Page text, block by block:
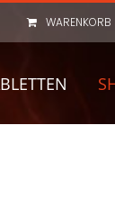
WARENKORB